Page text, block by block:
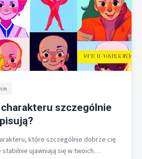
szczególnie
które szczególnie dobrze cię
ujawniają się w twoich